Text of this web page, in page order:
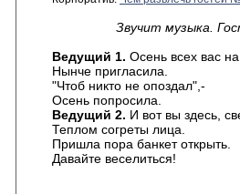
Звучит музыка.
Ведущий 1. Осень всех вас
Нынче пригласила.
"Чтоб никто не опоздал",-
Осень попросила.
Ведущий 2. И вот вы здесь,
Теплом согреты лица.
Пришла пора банкет открыть.
Давайте веселиться!